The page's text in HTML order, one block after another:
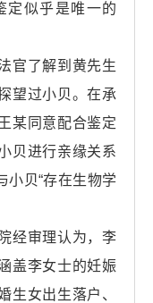
定似乎是唯一的
了解到黄先生
望过小贝。在承
某同意配合鉴定
贝进行亲缘关系
小贝“存在生物学
审理认为，李
盖李女士的妊娠
生女出生落户、